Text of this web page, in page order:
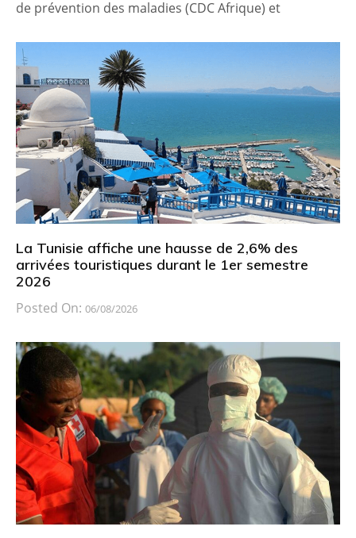
de prévention des maladies (CDC Afrique) et
La Tunisie affiche une hausse de 2,6% des
arrivées touristiques durant le 1er semestre
2026
Posted On: 06/08/2026